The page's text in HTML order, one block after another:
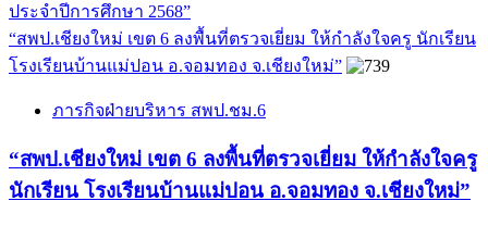
ประจำปีการศึกษา 2568”
“สพป.เชียงใหม่ เขต 6 ลงพื้นที่ตรวจเยี่ยม ให้กำลังใจครู นักเรียน
โรงเรียนบ้านแม่ปอน อ.จอมทอง จ.เชียงใหม่”
ภารกิจฝ่ายบริหาร สพป.ชม.6
“สพป.เชียงใหม่ เขต 6 ลงพื้นที่ตรวจเยี่ยม ให้กำลังใจครู
นักเรียน โรงเรียนบ้านแม่ปอน อ.จอมทอง จ.เชียงใหม่”